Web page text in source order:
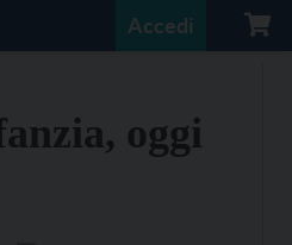
Accedi
oggi